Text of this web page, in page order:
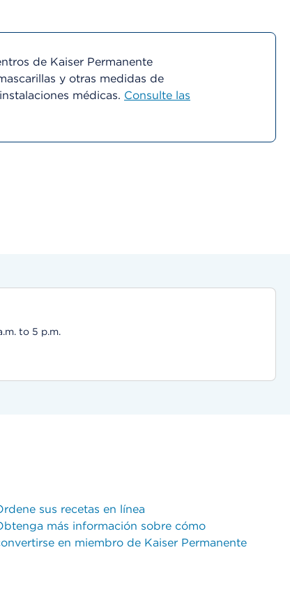
de Kaiser Permanente
y otras medidas de
médicas. Consulte las
to 5 p.m.
sus recetas en línea
más información sobre cómo
en miembro de Kaiser Permanente